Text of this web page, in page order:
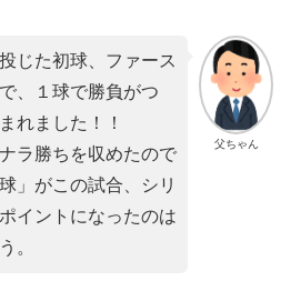
父ちゃん
じた初球、ファース
、１球で勝負がつ
れました！！
ラ勝ちを収めたので
」がこの試合、シリ
イントになったのは
。